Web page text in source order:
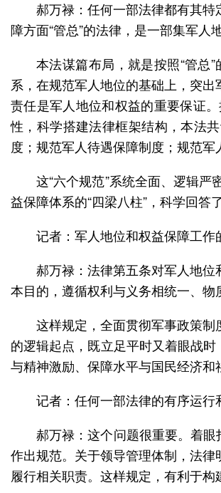
郝万禄：任何一部法律都有其
障方面“管总”的法律，是一部集军人
本法谋篇布局，就是按照“管总
系，在规范军人地位的基础上，突
责任是军人地位和权益的重要保证
性，科学搭建法律框架结构，本法
度；规范军人待遇保障制度；规范军
这“六个规范”系统全面、逻辑
益保障体系的“四梁八柱”，科学回答
记者：军人地位和权益保障工
郝万禄：法律第五条对军人地
本目的，遵循权利与义务相统一、物
这样规定，全面贯彻军事政策
的逻辑起点，既立足平时又着眼战
与精神激励、保障水平与国民经济和
记者：任何一部法律的有序运
郝万禄：这个问题很重要。着
作出规范。关于领导管理体制，法
履行相关职责。这样规定，有利于